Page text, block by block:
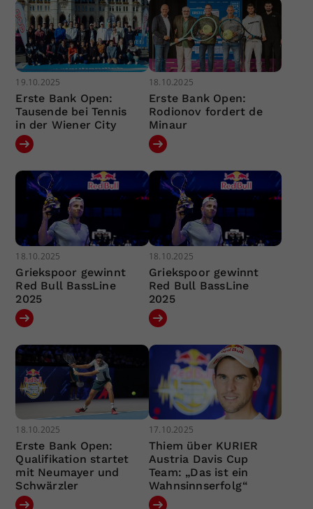
19.10.2025
Erste Bank Open:
Tausende bei Tennis
in der Wiener City
18.10.2025
Erste Bank Open:
Rodionov fordert de
Minaur
18.10.2025
Griekspoor gewinnt
Red Bull BassLine
2025
18.10.2025
Griekspoor gewinnt
Red Bull BassLine
2025
18.10.2025
Erste Bank Open:
Qualifikation startet
mit Neumayer und
Schwärzler
17.10.2025
Thiem über KURIER
Austria Davis Cup
Team: „Das ist ein
Wahnsinnserfolg“